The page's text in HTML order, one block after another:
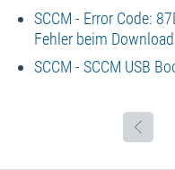
SCCM - Error Code:
Fehler beim
SCCM - SCCM USB